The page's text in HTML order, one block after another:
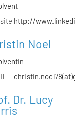
http://
Noel
Dr. Lucy